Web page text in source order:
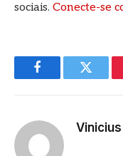
sociais. Conecte-se
FacebookTwitter